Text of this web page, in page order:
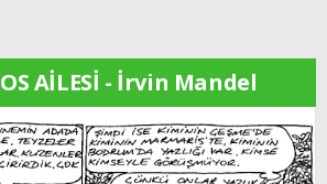
AİLESİ - İrvin Mandel